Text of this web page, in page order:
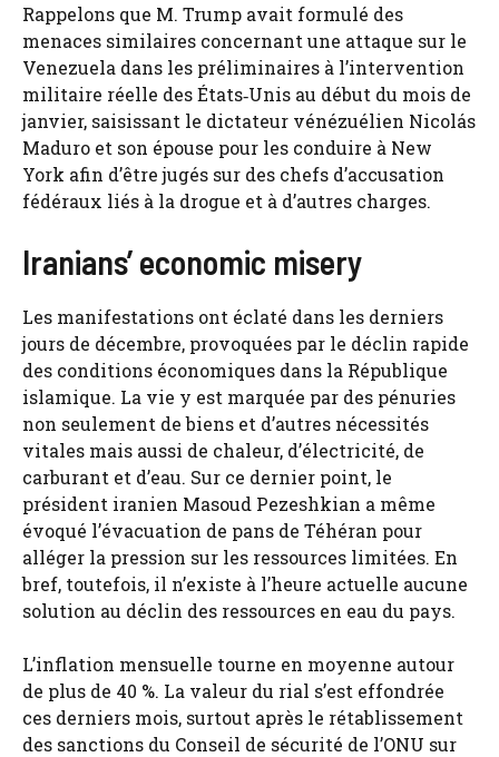
Rappelons que M. Trump avait formulé des
menaces similaires concernant une attaque sur le
Venezuela dans les préliminaires à l’intervention
militaire réelle des États‑Unis au début du mois de
janvier, saisissant le dictateur vénézuélien Nicolás
Maduro et son épouse pour les conduire à New
York afin d’être jugés sur des chefs d’accusation
fédéraux liés à la drogue et à d’autres charges.
Iranians’ economic misery
Les manifestations ont éclaté dans les derniers
jours de décembre, provoquées par le déclin rapide
des conditions économiques dans la République
islamique. La vie y est marquée par des pénuries
non seulement de biens et d’autres nécessités
vitales mais aussi de chaleur, d’électricité, de
carburant et d’eau. Sur ce dernier point, le
président iranien Masoud Pezeshkian a même
évoqué l’évacuation de pans de Téhéran pour
alléger la pression sur les ressources limitées. En
bref, toutefois, il n’existe à l’heure actuelle aucune
solution au déclin des ressources en eau du pays.
L’inflation mensuelle tourne en moyenne autour
de plus de 40 %. La valeur du rial s’est effondrée
ces derniers mois, surtout après le rétablissement
des sanctions du Conseil de sécurité de l’ONU sur